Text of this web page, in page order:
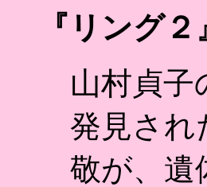
『リング
山村貞子
発見され
敬が、遺